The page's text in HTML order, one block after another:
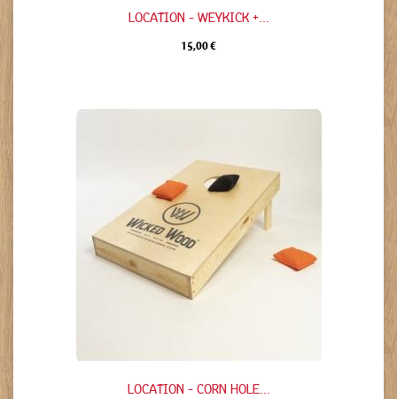
LOCATION - WEYKICK +...
15,00 €
LOCATION - CORN HOLE...